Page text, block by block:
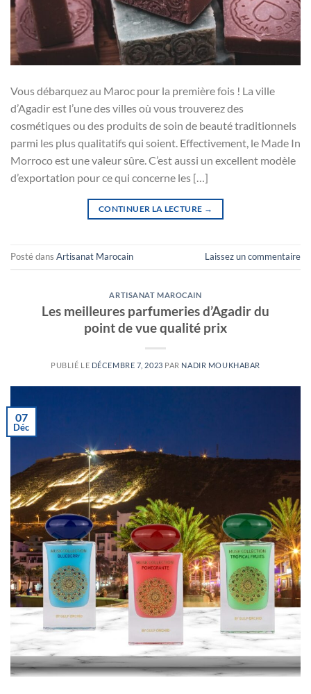
Vous débarquez au Maroc pour la première fois ! La ville
d’Agadir est l’une des villes où vous trouverez des
cosmétiques ou des produits de soin de beauté traditionnels
parmi les plus qualitatifs qui soient. Effectivement, le Made In
Morroco est une valeur sûre. C’est aussi un excellent modèle
d’exportation pour ce qui concerne les […]
CONTINUER LA LECTURE →
Posté dans Artisanat Marocain Laissez un commentaire
ARTISANAT MAROCAIN
Les meilleures parfumeries d’Agadir du
point de vue qualité prix
PUBLIÉ LE DÉCEMBRE 7, 2023 PAR NADIR MOUKHABAR
07
Déc